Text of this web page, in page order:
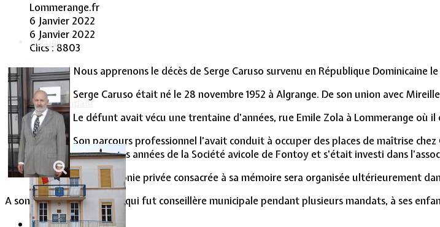
Accueil
Vie Municipale
Lommerange.fr
6 Janvier 2022
6 Janvier 2022
Clics : 8803
Nous apprenons le décès de Serge Caruso survenu en République Dominicaine
Serge Caruso était né le 28 novembre 1952 à Algrange. De son union avec
Le défunt avait vécu une trentaine d’années, rue Emile Zola à Lommerange où
Son parcours professionnel l’avait conduit à occuper des places de maîtrise
pendant des années de la Société avicole de Fontoy et s’était investi dans
Une cérémonie privée consacrée à sa mémoire sera organisée ultérieurement
A son ex-épouse, Mireille, qui fut conseillère municipale pendant plusieurs mandats, à ses